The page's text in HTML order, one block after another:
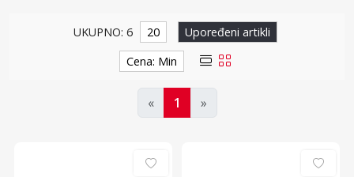
ServeriUKUPNO: 6 20
Upoređeni artikli
Cena: Min
« 1 »